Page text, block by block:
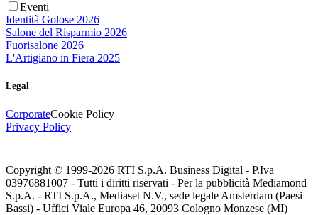
Eventi
Identità Golose 2026
Salone del Risparmio 2026
Fuorisalone 2026
L'Artigiano in Fiera 2025
Legal
CorporateCookie Policy
Privacy Policy
Copyright © 1999-2026 RTI S.p.A. Business Digital - P.Iva
03976881007 - Tutti i diritti riservati - Per la pubblicità Mediamond
S.p.A. - RTI S.p.A., Mediaset N.V., sede legale Amsterdam (Paesi
Bassi) - Uffici Viale Europa 46, 20093 Cologno Monzese (MI)